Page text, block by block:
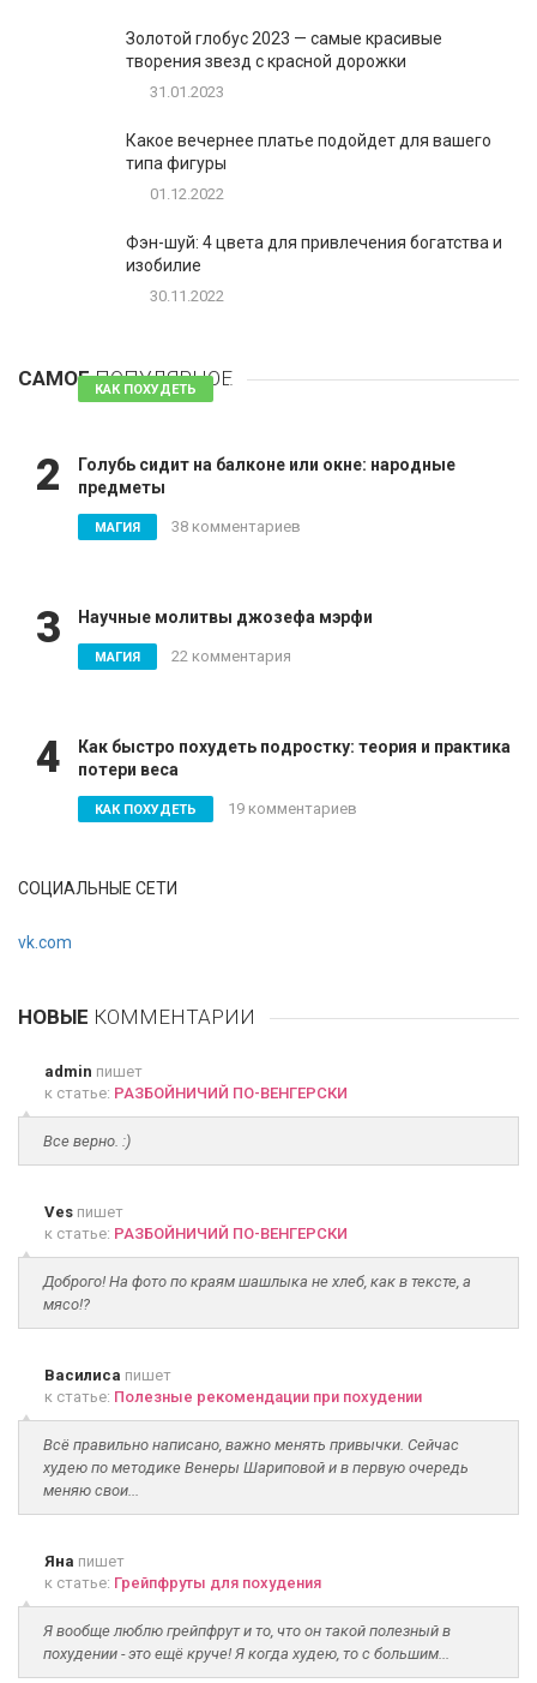
Золотой глобус 2023 — самые красивые
творения звезд с красной дорожки
31.01.2023
Какое вечернее платье подойдет для вашего
типа фигуры
01.12.2022
Фэн-шуй: 4 цвета для привлечения богатства и
изобилие
30.11.2022
САМОЕПОПУЛЯРНОЕ
КАК ПОХУДЕТЬ 81 комментарий
2
Голубь сидит на балконе или окне: народные
предметы
МАГИЯ 38 комментариев
3 Научные молитвы джозефа мэрфи
МАГИЯ 22 комментария
4
Как быстро похудеть подростку: теория и практика
потери веса
КАК ПОХУДЕТЬ 19 комментариев
СОЦИАЛЬНЫЕ СЕТИ
vk.com
НОВЫЕ КОММЕНТАРИИ
admin пишет
к статье: РАЗБОЙНИЧИЙ ПО-ВЕНГЕРСКИ
Все верно. :)
Ves пишет
к статье: РАЗБОЙНИЧИЙ ПО-ВЕНГЕРСКИ
Доброго! На фото по краям шашлыка не хлеб, как в тексте, а
мясо!?
Василиса пишет
к статье: Полезные рекомендации при похудении
Всё правильно написано, важно менять привычки. Сейчас
худею по методике Венеры Шариповой и в первую очередь
меняю свои...
Яна пишет
к статье: Грейпфруты для похудения
Я вообще люблю грейпфрут и то, что он такой полезный в
похудении - это ещё круче! Я когда худею, то с большим...